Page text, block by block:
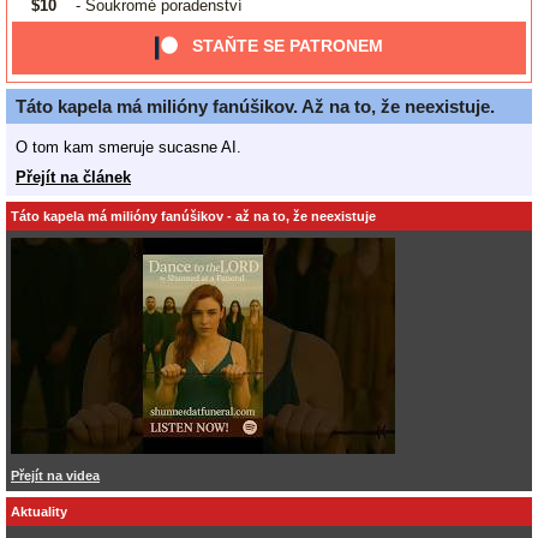
$10 - Soukromé poradenství
STAŇTE SE PATRONEM
Táto kapela má milióny fanúšikov. Až na to, že neexistuje.
O tom kam smeruje sucasne AI.
Přejít na článek
Táto kapela má milióny fanúšikov - až na to, že neexistuje
Přejít na videa
Aktuality